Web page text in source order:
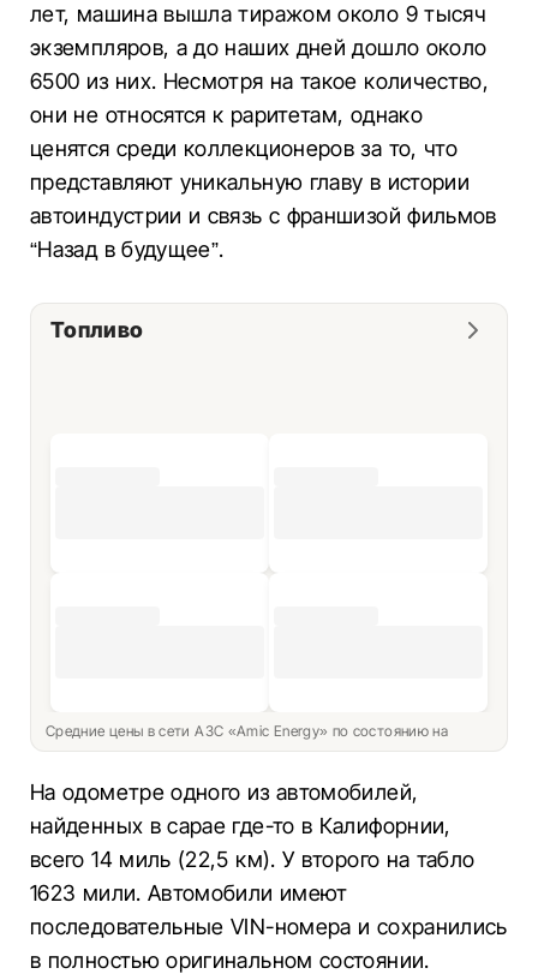
лет, машина вышла тиражом около 9 тысяч
экземпляров, а до наших дней дошло около
6500 из них. Несмотря на такое количество,
они не относятся к раритетам, однако
ценятся среди коллекционеров за то, что
представляют уникальную главу в истории
автоиндустрии и связь с франшизой фильмов
“Назад в будущее”.
Топливо
Средние цены в сети АЗС «Amic Energy» по состоянию на
На одометре одного из автомобилей,
найденных в сарае где-то в Калифорнии,
всего 14 миль (22,5 км). У второго на табло
1623 мили. Автомобили имеют
последовательные VIN-номера и сохранились
в полностью оригинальном состоянии.